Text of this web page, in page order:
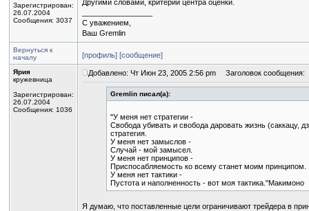
Зарегистрирован:
26.07.2004
Сообщения: 3037
Другими словами, критерии центра оценки.
С уважением,
Ваш Gremlin
Вернуться к
началу
[профиль] [сообщение]
Ярия
кружевница
Зарегистрирован:
26.07.2004
Сообщения: 1036
Добавлено: Чт Июн 23, 2005 2:56 pm Заголовок сообщения:
Gremlin писал(а):
"У меня нет стратегии -
Свобода убивать и свобода даровать жизнь (саккацу,
стратегия.
У меня нет замыслов -
Случай - мой замысел.
У меня нет принципов -
Приспосабляемость ко всему станет моим принципом.
У меня нет тактики -
Пустота и наполненность - вот моя тактика."Макимоно
Я думаю, что поставленные цели ограничивают трейдера в